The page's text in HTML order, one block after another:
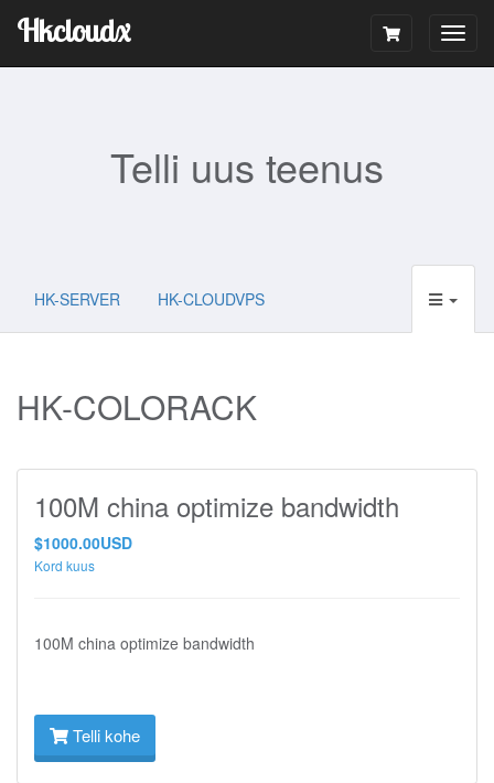
Hkcloudx
Telli uus teenus
HK-SERVER HK-CLOUDVPS
HK-COLORACK
100M china optimize bandwidth
$1000.00USD
Kord kuus
100M china optimize bandwidth
Telli kohe